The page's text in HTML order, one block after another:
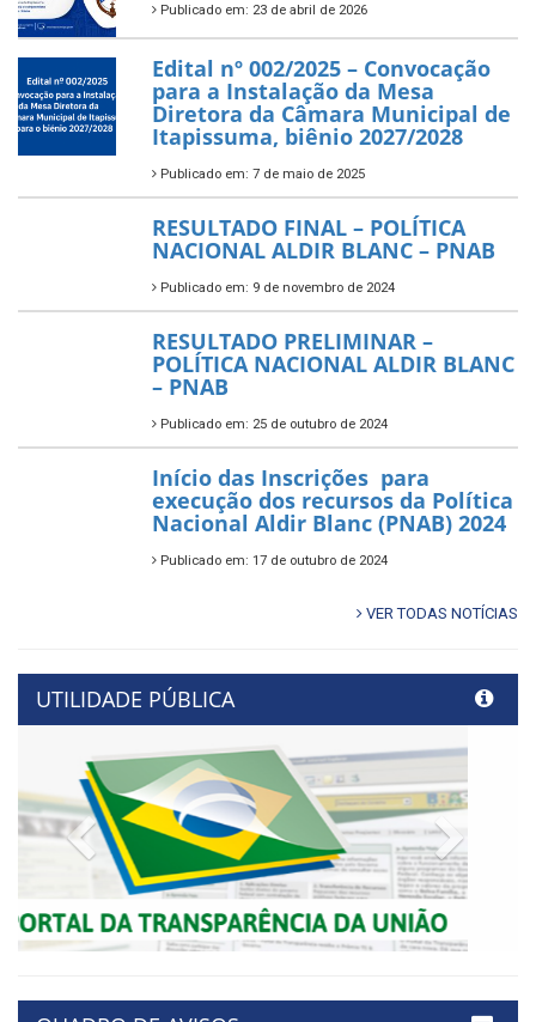
Publicado em: 23 de abril de 2026
Edital nº 002/2025 – Convocação
para a Instalação da Mesa
Diretora da Câmara Municipal de
Itapissuma, biênio 2027/2028
Publicado em: 7 de maio de 2025
RESULTADO FINAL – POLÍTICA
NACIONAL ALDIR BLANC – PNAB
Publicado em: 9 de novembro de 2024
RESULTADO PRELIMINAR –
POLÍTICA NACIONAL ALDIR BLANC
– PNAB
Publicado em: 25 de outubro de 2024
Início das Inscrições para
execução dos recursos da Política
Nacional Aldir Blanc (PNAB) 2024
Publicado em: 17 de outubro de 2024
VER TODAS NOTÍCIAS
UTILIDADE PÚBLICA
Previous